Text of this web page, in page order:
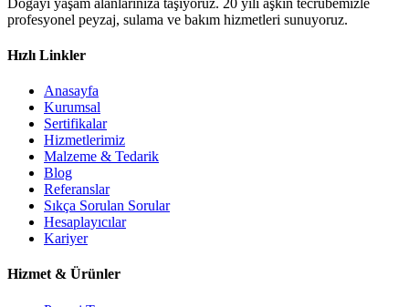
profesyonel peyzaj, sulama ve bakım hizmetleri sunuyoruz.
Hızlı Linkler
Anasayfa
Kurumsal
Sertifikalar
Hizmetlerimiz
Malzeme & Tedarik
Blog
Referanslar
Sıkça Sorulan Sorular
Hesaplayıcılar
Kariyer
Hizmet & Ürünler